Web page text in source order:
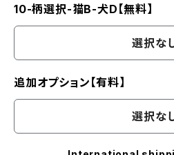
10-柄選択-猫B-犬D【無料】
選択な
追加オプション【有料】
選択な